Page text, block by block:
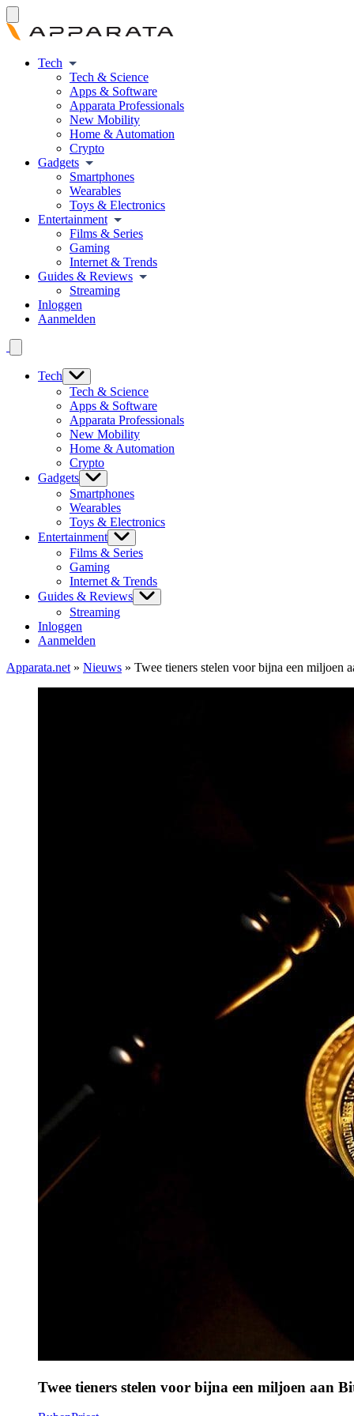
Tech
Tech & Science
Apps & Software
Apparata Professionals
New Mobility
Home & Automation
Crypto
Gadgets
Smartphones
Wearables
Toys & Electronics
Entertainment
Films & Series
Gaming
Internet & Trends
Guides & Reviews
Streaming
Inloggen
Aanmelden
Tech
Tech & Science
Apps & Software
Apparata Professionals
New Mobility
Home & Automation
Crypto
Gadgets
Smartphones
Wearables
Toys & Electronics
Entertainment
Films & Series
Gaming
Internet & Trends
Guides & Reviews
Streaming
Inloggen
Aanmelden
Apparata.net » Nieuws » Twee tieners stelen voor bijna een miljoen
Twee tieners stelen voor bijna een miljoen aan